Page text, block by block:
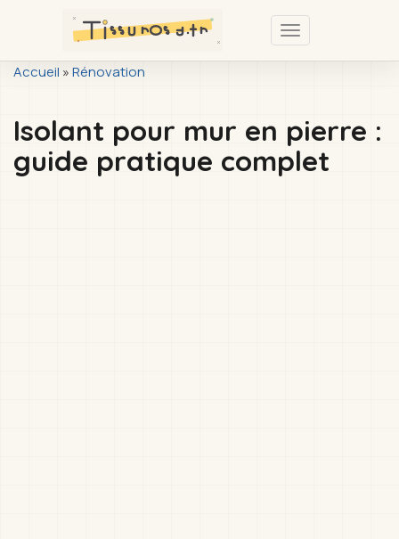
principal
Toggle
You
here
Accueil »Rénovation
Isolant pour mur en pierre :
guide pratique complet